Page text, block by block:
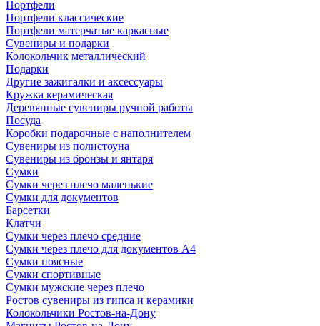
Портфели
Портфели классические
Портфели матерчатые каркасные
Сувениры и подарки
Колокольчик металлический
Подарки
Другие зажигалки и аксессуары
Кружка керамическая
Деревянные сувениры ручной работы
Посуда
Коробки подарочные с наполнителем
Сувениры из полистоуна
Сувениры из бронзы и янтаря
Сумки
Сумки через плечо маленькие
Сумки для документов
Барсетки
Клатчи
Сумки через плечо средние
Сумки через плечо для документов А4
Сумки поясные
Сумки спортивные
Сумки мужские через плечо
Ростов сувениры из гипса и керамики
Колокольчики Ростов-на-Дону